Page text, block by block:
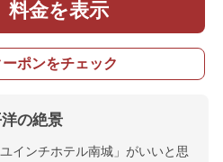
料金を表示
ポンをチェック
の絶景
インチホテル南城」がいいと思